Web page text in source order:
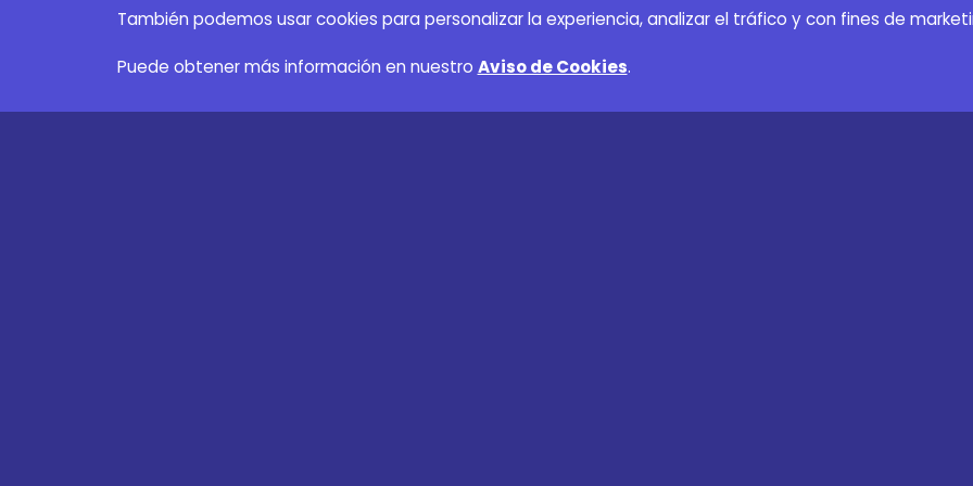
También podemos usar cookies para personalizar la experiencia, analizar el tráfico y con fines de
Puede obtener más información en nuestro Aviso de Cookies.